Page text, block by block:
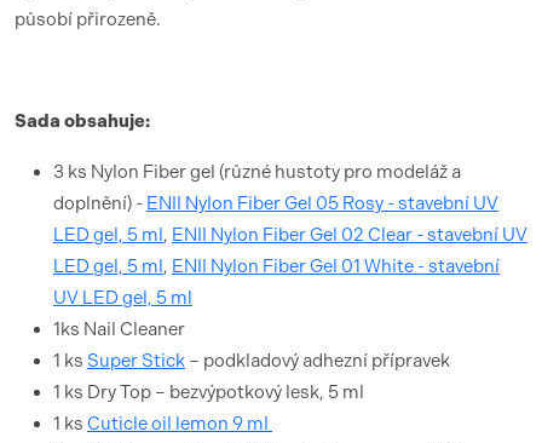
působí přirozeně.
Sada obsahuje:
3 ks Nylon Fiber gel (různé hustoty pro modeláž a
doplnění) - ENII Nylon Fiber Gel 05 Rosy - stavební UV
LED gel, 5 ml, ENII Nylon Fiber Gel 02 Clear - stavební UV
LED gel, 5 ml, ENII Nylon Fiber Gel 01 White - stavební
UV LED gel, 5 ml
1ks Nail Cleaner
1 ks Super Stick – podkladový adhezní přípravek
1 ks Dry Top – bezvýpotkový lesk, 5 ml
1 ks Cuticle oil lemon 9 ml